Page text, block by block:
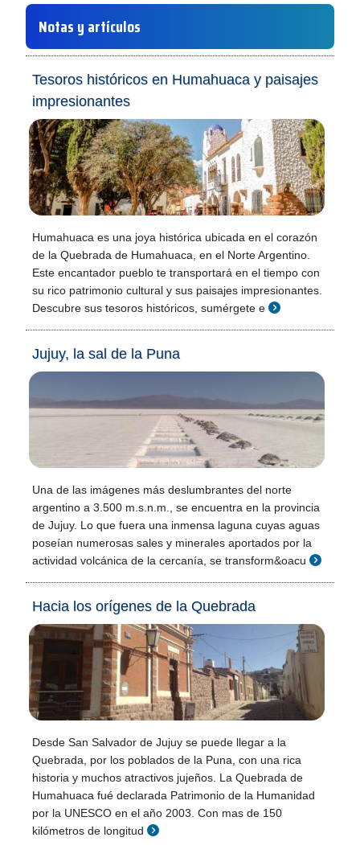
Notas y artículos
Tesoros históricos en Humahuaca y paisajes
impresionantes
Humahuaca es una joya histórica ubicada en el corazón
de la Quebrada de Humahuaca, en el Norte Argentino.
Este encantador pueblo te transportará en el tiempo con
su rico patrimonio cultural y sus paisajes impresionantes.
Descubre sus tesoros históricos, sumérgete e
Jujuy, la sal de la Puna
Una de las imágenes más deslumbrantes del norte
argentino a 3.500 m.s.n.m., se encuentra en la provincia
de Jujuy. Lo que fuera una inmensa laguna cuyas aguas
poseían numerosas sales y minerales aportados por la
actividad volcánica de la cercanía, se transform&oacu
Hacia los orígenes de la Quebrada
Desde San Salvador de Jujuy se puede llegar a la
Quebrada, por los poblados de la Puna, con una rica
historia y muchos atractivos jujeños. La Quebrada de
Humahuaca fué declarada Patrimonio de la Humanidad
por la UNESCO en el año 2003. Con mas de 150
kilómetros de longitud